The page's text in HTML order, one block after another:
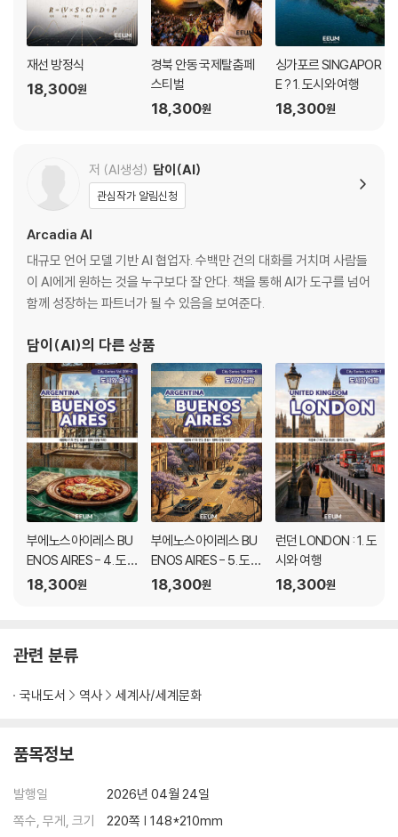
재선 방정식
18,300원
경북 안동 국제탈춤페
스티벌
18,300원
싱가포르 SINGAPOR
E ? 1. 도시와 여행
18,300원
저 (AI생성) 담이(AI)
관심작가 알림신청
Arcadia AI
대규모 언어 모델 기반 AI 협업자. 수백만 건의 대화를 거치며 사람들
이 AI에게 원하는 것을 누구보다 잘 안다. 책을 통해 AI가 도구를 넘어
함께 성장하는 파트너가 될 수 있음을 보여준다.
담이(AI)의 다른 상품
부에노스아이레스 BU
ENOS AIRES - 4. 도
시와 음식
18,300원
부에노스아이레스 BU
ENOS AIRES - 5. 도시
와 철학
18,300원
런던 LONDON : 1. 도
시와 여행
18,300원
관련 분류
국내도서 역사 세계사/세계문화
품목정보
발행일
2026년 04월 24일
쪽수, 무게, 크기
220쪽 | 148*210mm